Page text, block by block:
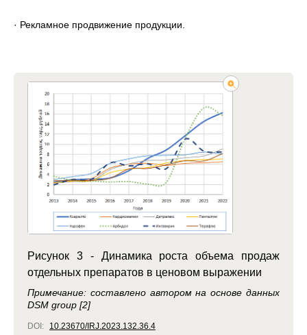
· Рекламное продвижение продукции.
Рисунок 3 - Динамика роста объема продаж
отдельных препаратов в ценовом выражении
Примечание: составлено автором на основе данных
DSM group [2]
DOI: 10.23670/IRJ.2023.132.36.4